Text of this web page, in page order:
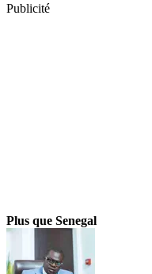
Publicité
Plus que Senegal